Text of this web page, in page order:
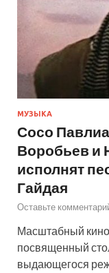
МУЗЫКА
Сосо
Воробьев и
исполнят
Гайдая
Оставьте
Масштабный
посвященный
выдающегося